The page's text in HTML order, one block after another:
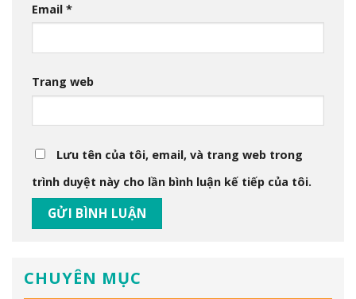
CHUYÊN MỤC
Email *
Trang web
Lưu tên của tôi, email, và trang web trong
trình duyệt này cho lần bình luận kế tiếp của tôi.